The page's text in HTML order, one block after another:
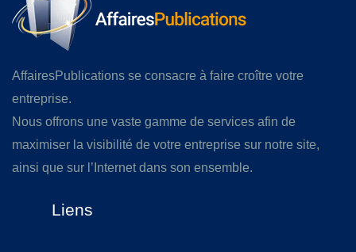
AffairesPublications se consacre à faire croître votre
entreprise.
Nous offrons une vaste gamme de services afin de
maximiser la visibilité de votre entreprise sur notre site,
ainsi que sur l’Internet dans son ensemble.
Liens